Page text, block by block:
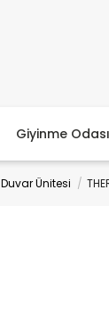
Giyinme Odası
Duvar Ünitesi